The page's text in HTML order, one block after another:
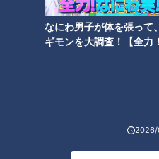
なにわ男子が体を張って
ギモンを大調査！【全力
2026/
ね！」…世界一楽なスクワッ